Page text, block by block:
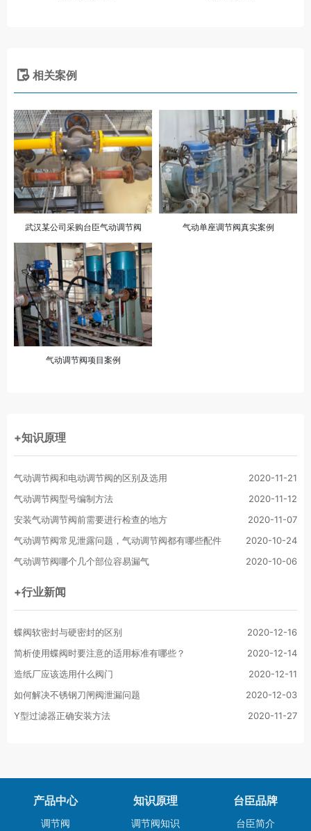
相关案例
武汉某公司采购台臣气动调节阀 气动单座调节阀真实案例
气动调节阀项目案例
+知识原理
气动调节阀和电动调节阀的区别及选用
2020-11-21
气动调节阀型号编制方法
2020-11-12
安装气动调节阀前需要进行检查的地方
2020-11-07
气动调节阀常见泄露问题，气动调节阀都有哪些配件
2020-10-24
气动调节阀哪个几个部位容易漏气
2020-10-06
+行业新闻
蝶阀软密封与硬密封的区别
2020-12-16
简析使用蝶阀时要注意的适用标准有哪些？
2020-12-14
造纸厂应该选用什么阀门
2020-12-11
如何解决不锈钢刀闸阀泄漏问题
2020-12-03
Y型过滤器正确安装方法
2020-11-27
产品中心
调节阀
知识原理
调节阀知识
台臣品牌
台臣简介